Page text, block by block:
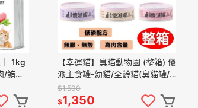
1kg
/鮪魚
【幸運貓】臭貓動物園 (整箱) 傻
派主食罐-幼貓/全齡貓(臭貓罐/
傻派罐/臭貓主食罐)
$1,500
$1,350